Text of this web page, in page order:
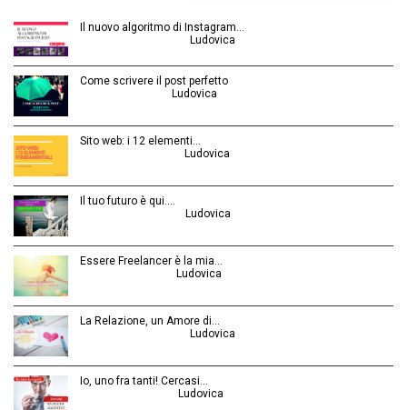
Il nuovo algoritmo di Instagram…
Ludovica
Come scrivere il post perfetto
Ludovica
Sito web: i 12 elementi…
Ludovica
Il tuo futuro è qui.…
Ludovica
Essere Freelancer è la mia…
Ludovica
La Relazione, un Amore di…
Ludovica
Io, uno fra tanti! Cercasi…
Ludovica